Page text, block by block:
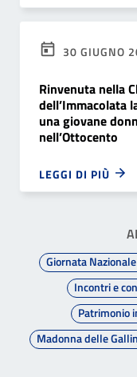
30 GIUGNO
Rinvenuta nella
dell’Immacolata
una giovane
nell’Ottocento
LEGGI DI PIÙ
Giornata
Incontri e
Patrimonio
Madonna delle